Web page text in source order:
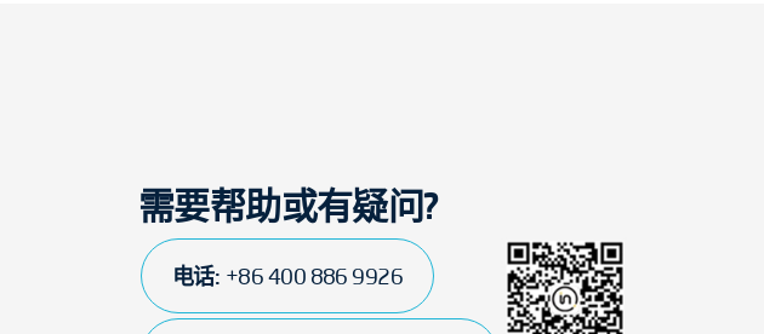
收费标准：该认证项目的收费明细参见
申请组织同时满足标杆性组织评价和团体标准先进性评价要求（联盟专家
需要帮助或有疑问?
电话: +86 400 886 9926